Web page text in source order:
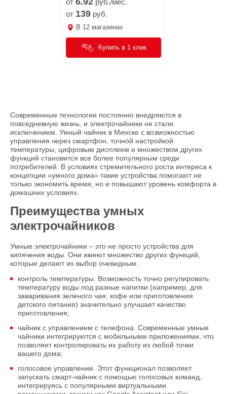
от 139 руб.
В 12 магазинах
Купить в 1 клик
Современные технологии постоянно внедряются в
повседневную жизнь, и электрочайники не стали
исключением. Умный чайник в Минске с возможностью
управления через смартфон, точной настройкой
температуры, цифровым дисплеем и множеством других
функций становится все более популярным среди
потребителей. В условиях стремительного роста интереса к
концепции «умного дома» такие устройства помогают не
только экономить время, но и повышают уровень комфорта в
домашних условиях.
Преимущества умных
электрочайников
Умные электрочайники – это не просто устройства для
кипячения воды. Они имеют множество других функций,
которые делают их выбор очевидным:
контроль температуры. Возможность точно регулировать
температуру воды под разные напитки (например, для
заваривания зеленого чая, кофе или приготовления
детского питания) значительно улучшает качество
приготовления;
чайник с управлением с телефона. Современные умные
чайники интегрируются с мобильными приложениями, что
позволяет контролировать их работу из любой точки
вашего дома;
голосовое управление. Этот функционал позволяет
запускать смарт-чайник с помощью голосовых команд,
интегрируясь с популярными виртуальными